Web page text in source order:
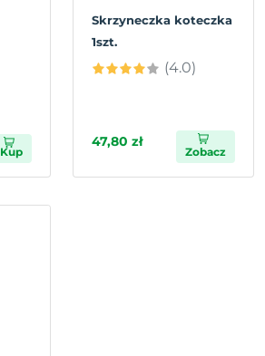
Kup
Skrzyneczka koteczka
1szt.
(4.0)
47,80 zł
Zobacz